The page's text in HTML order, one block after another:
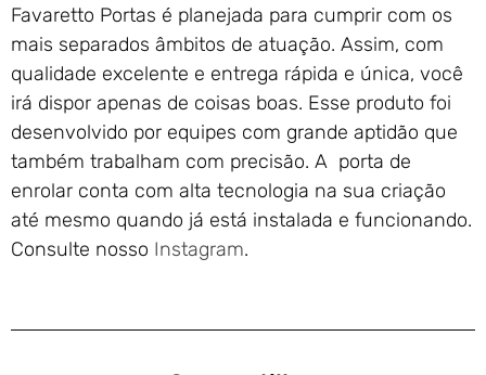
Favaretto Portas é planejada para cumprir com os
mais separados âmbitos de atuação. Assim, com
qualidade excelente e entrega rápida e única, você
irá dispor apenas de coisas boas. Esse produto foi
desenvolvido por equipes com grande aptidão que
também trabalham com precisão. A porta de
enrolar conta com alta tecnologia na sua criação
até mesmo quando já está instalada e funcionando.
Consulte nosso Instagram.